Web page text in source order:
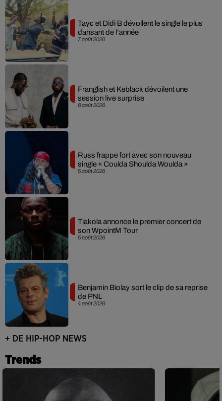
7 août 2026
Tayc et Didi B dévoilent le single le plus
dansant de l’année
6 août 2026
Franglish et Keblack dévoilent une
session live surprise
5 août 2026
Russ frappe fort avec son nouveau
single « Coulda Shoulda Woulda »
5 août 2026
Tiakola annonce le premier concert de
son WpointM Tour
4 août 2026
Benjamin Biolay sort le clip de sa reprise
de PNL
+ DE HIP-HOP NEWS
Trends